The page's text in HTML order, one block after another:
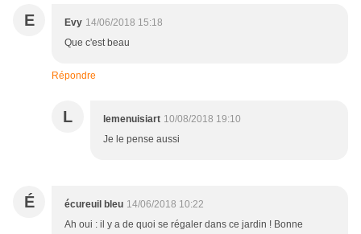
E Evy 14/06/2018 15:18
Que c'est beau
Répondre
L lemenuisiart 10/08/2018 19:10
Je le pense aussi
É écureuil bleu 14/06/2018 10:22
Ah oui : il y a de quoi se régaler dans ce jardin ! Bonne